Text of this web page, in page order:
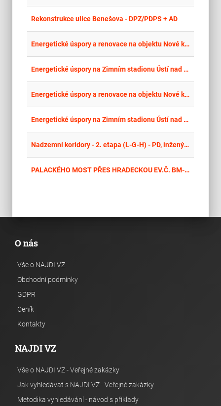
Rekonstrukce ulice Benešova - DPZ/PDPS + AD
Energetické úspory a renovace na objektu Nové krematorium v Ústí nad Labem, Střekov – projektová dokumentace II.
Energetické úspory na Zimním stadionu Ústí nad Labem – projektová dokumentace renovace budovy II.
Energetické úspory a renovace na objektu Nové krematorium v Ústí nad Labem, Střekov – projektová dokumentace III.
Energetické úspory na Zimním stadionu Ústí nad Labem – projektová dokumentace na budování carportu
Nadzemní koridory - 2. etapa (L-G-H) - PD, inženýrská činnost, autorský dozor a koordinátor BOZP - opakovaná
PALACKÉHO MOST PŘES HRADECKOU EV.Č. BM-021 – DPZ+PDPS+AD
O nás
Vše o NAJDI VZ
Obchodní podmínky
GDPR
Ceník
Kontakty
NAJDI VZ
Vše o NAJDI VZ - Veřejné zakázky
Jak vyhledávat s NAJDI VZ - Veřejné zakázky
Metodika vyhledávání - návod s příklady